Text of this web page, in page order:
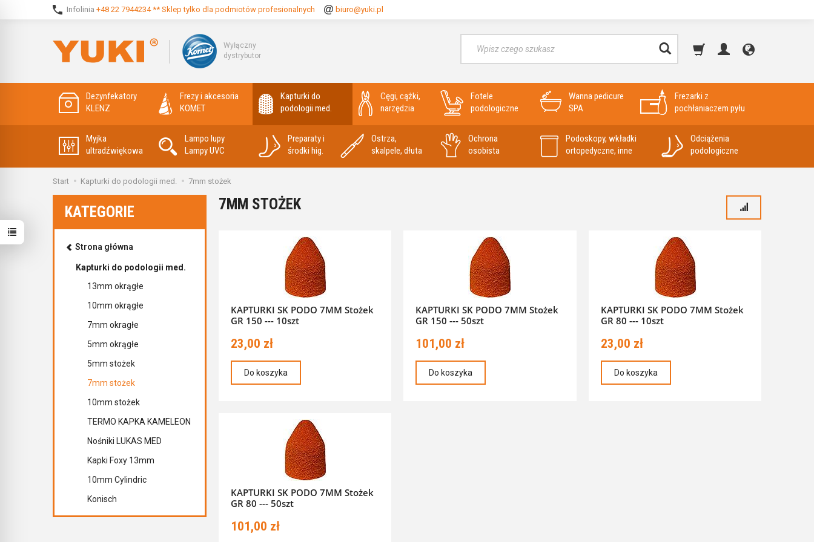
Infolinia +48 22 7944234 ** Sklep tylko dla podmiotów profesionalnych biuro@yuki.pl
Wyłączny
dystrybutor
Dezynfekatory
KLENZ
Frezy i akcesoria
KOMET
Kapturki do
podologii med.
Cęgi, cążki,
narzędzia
Fotele
podologiczne
Wanna pedicure
SPA
Frezarki z
pochłaniaczem pyłu
Myjka
ultradźwiękowa
Lampo lupy
Lampy UVC
Preparaty i
środki hig.
Ostrza,
skalpele, dłuta
Ochrona
osobista
Podoskopy, wkładki
ortopedyczne, inne
Odciążenia
podologiczne
Start Kapturki do podologii med. 7mm stożek
7MM STOŻEK
KAPTURKI SK PODO 7MM Stożek
GR 150 --- 10szt
23,00 zł
Do koszyka
KAPTURKI SK PODO 7MM Stożek
GR 150 --- 50szt
101,00 zł
Do koszyka
KAPTURKI SK PODO 7MM Stożek
GR 80 --- 10szt
23,00 zł
Do koszyka
KAPTURKI SK PODO 7MM Stożek
GR 80 --- 50szt
101,00 zł
KATEGORIE
Strona główna
Kapturki do podologii med.
13mm okrągłe
10mm okrągłe
7mm okragłe
5mm okrągłe
5mm stożek
7mm stożek
10mm stożek
TERMO KAPKA KAMELEON
Nośniki LUKAS MED
Kapki Foxy 13mm
10mm Cylindric
Konisch